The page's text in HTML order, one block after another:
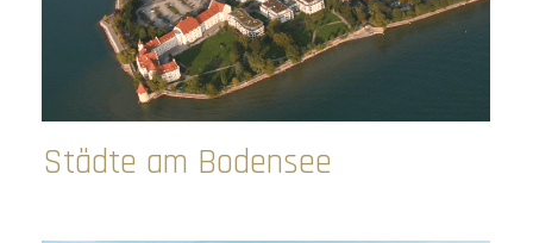
Städte am Bodensee